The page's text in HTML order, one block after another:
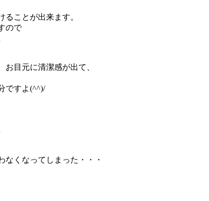
ることが出来ます。
ので
目元に清潔感が出て、
ですよ(^^)/
なく なってしまった・・・